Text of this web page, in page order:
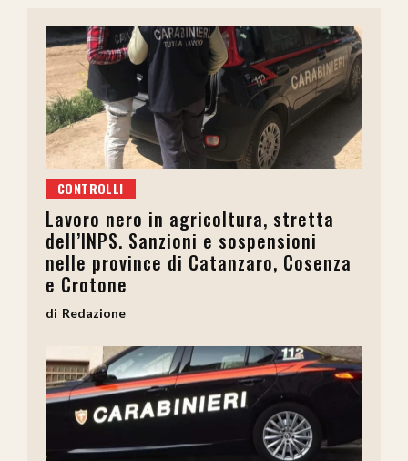
CONTROLLI
Lavoro nero in agricoltura, stretta
dell’INPS. Sanzioni e sospensioni
nelle province di Catanzaro, Cosenza
e Crotone
Redazione